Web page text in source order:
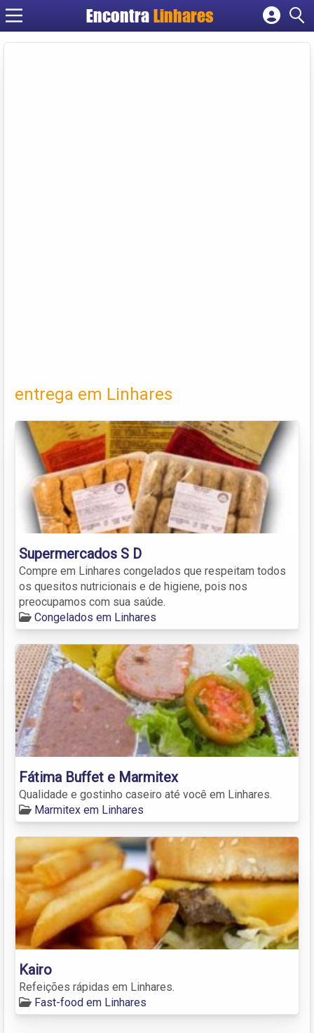
EncontraLinhares
Cadastrar empresa
entrega em Linhares
Supermercados S D
Compre em Linhares congelados que respeitam todos
os quesitos nutricionais e de higiene, pois nos
preocupamos com sua saúde.
Congelados em Linhares
Fátima Buffet e Marmitex
Qualidade e gostinho caseiro até você em Linhares.
Marmitex em Linhares
Kairo
Refeições rápidas em Linhares.
Fast-food em Linhares